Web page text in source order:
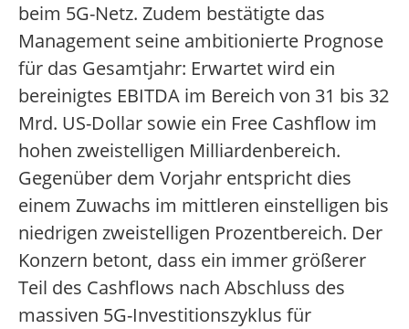
beim 5G-Netz. Zudem bestätigte das
Management seine ambitionierte Prognose
für das Gesamtjahr: Erwartet wird ein
bereinigtes EBITDA im Bereich von 31 bis 32
Mrd. US-Dollar sowie ein Free Cashflow im
hohen zweistelligen Milliardenbereich.
Gegenüber dem Vorjahr entspricht dies
einem Zuwachs im mittleren einstelligen bis
niedrigen zweistelligen Prozentbereich. Der
Konzern betont, dass ein immer größerer
Teil des Cashflows nach Abschluss des
massiven 5G-Investitionszyklus für